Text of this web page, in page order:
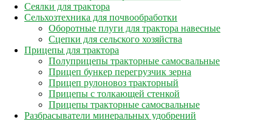
Сеялки для трактора
Сельхозтехника для почвообработки
Оборотные плуги для трактора навесные
Сцепки для сельского хозяйства
Прицепы для трактора
Полуприцепы тракторные самосвальные
Прицеп бункер перегрузчик зерна
Прицеп рулоновоз тракторный
Прицепы с толкающей стенкой
Прицепы тракторные самосвальные
Разбрасыватели минеральных удобрений